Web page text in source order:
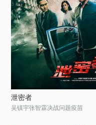
泄密者
吴镇宇张智霖决战问题疫苗